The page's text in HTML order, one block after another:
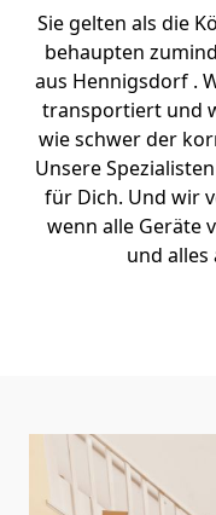
Sie gelten als die
behaupten
aus Hennigsdorf .
transportiert und
wie schwer der
Unsere
für Dich. Und wir
wenn alle Geräte
und alles